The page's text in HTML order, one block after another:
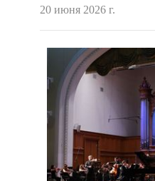
20 июня 2026 г.